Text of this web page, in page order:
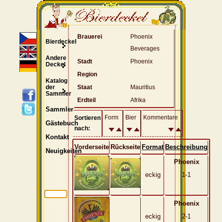
Brauerei
Phoenix
Beverages
Stadt
Phoenix
Region
Staat
Mauritius
Erdteil
Afrika
Sortieren
nach:
Form Bier Kommentare
Vorderseite Rückseite Format Beschreibung
eckig
Phoenix
1-1
eckig
Phoenix
2-1
Bierdeckel
Andere
Deckel
Katalog
der
Sammler
Sammler
Gästebuch
Kontakt
Neuigkeiten